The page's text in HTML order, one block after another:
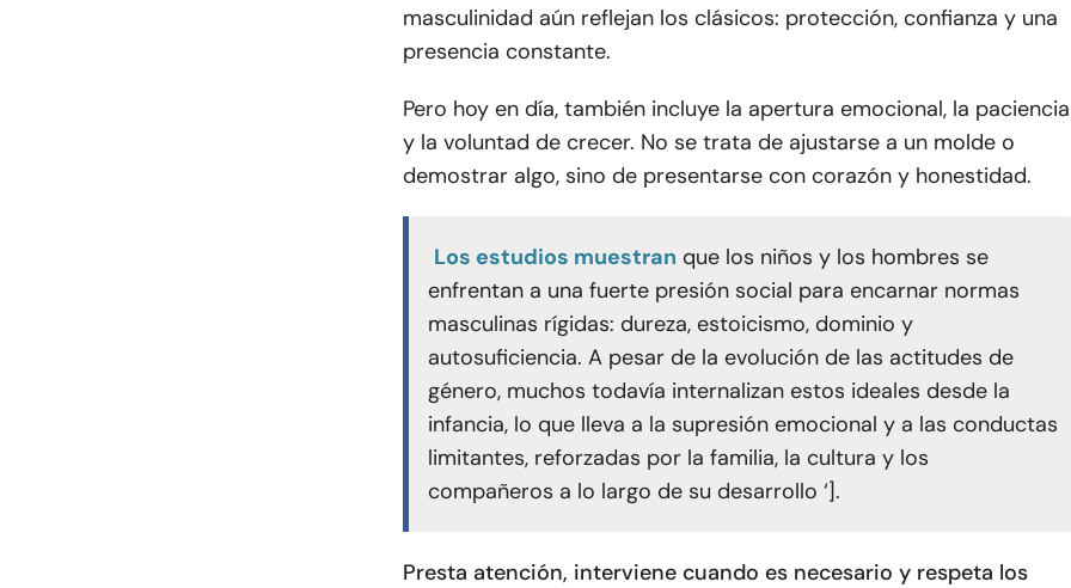
masculinidad aún reflejan los clásicos: protección, confianza y una
presencia constante.
Pero hoy en día, también incluye la apertura emocional, la paciencia
y la voluntad de crecer. No se trata de ajustarse a un molde o
demostrar algo, sino de presentarse con corazón y honestidad.
Los estudios muestran que los niños y los hombres se
enfrentan a una fuerte presión social para encarnar normas
masculinas rígidas: dureza, estoicismo, dominio y
autosuficiencia. A pesar de la evolución de las actitudes de
género, muchos todavía internalizan estos ideales desde la
infancia, lo que lleva a la supresión emocional y a las conductas
limitantes, reforzadas por la familia, la cultura y los
compañeros a lo largo de su desarrollo ‘].
Presta atención, interviene cuando es necesario y respeta los